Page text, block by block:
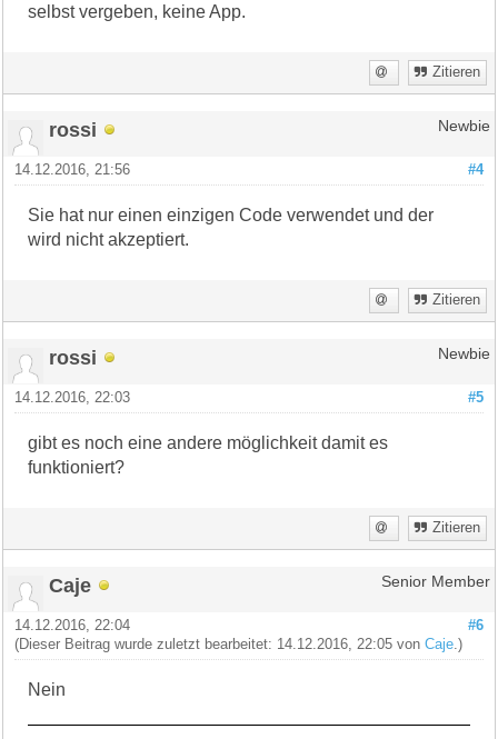
selbst vergeben, keine App.
Zitieren
rossi Newbie
#4
14.12.2016, 21:56
Sie hat nur einen einzigen Code verwendet und der
wird nicht akzeptiert.
Zitieren
rossi Newbie
#5
14.12.2016, 22:03
gibt es noch eine andere möglichkeit damit es
funktioniert?
Zitieren
Caje Senior Member
#6
14.12.2016, 22:04
(Dieser Beitrag wurde zuletzt bearbeitet: 14.12.2016, 22:05 vonCaje .)
Nein